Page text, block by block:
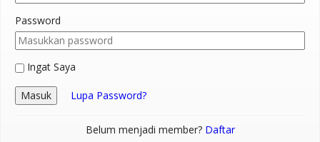
Password
Ingat Saya
Masuk Lupa Password?
Belum menjadi member? Daftar